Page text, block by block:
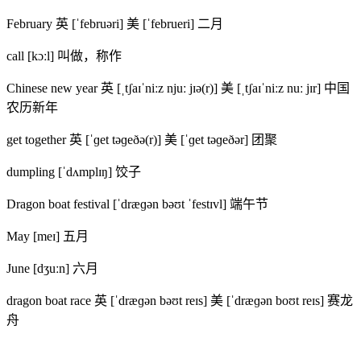
February 英 [ˈfebruəri] 美 [ˈfebrueri] 二月
call [kɔːl] 叫做，称作
Chinese new year 英 [ˌtʃaɪˈniːz njuː jɪə(r)] 美 [ˌtʃaɪˈniːz nuː jɪr] 中国
农历新年
get together 英 [ˈɡet təɡeðə(r)] 美 [ˈɡet təɡeðər] 团聚
dumpling [ˈdʌmplɪŋ] 饺子
Dragon boat festival [ˈdræɡən bəʊt ˈfestɪvl] 端午节
May [meɪ] 五月
June [dʒuːn] 六月
dragon boat race 英 [ˈdræɡən bəʊt reɪs] 美 [ˈdræɡən boʊt reɪs] 赛龙
舟